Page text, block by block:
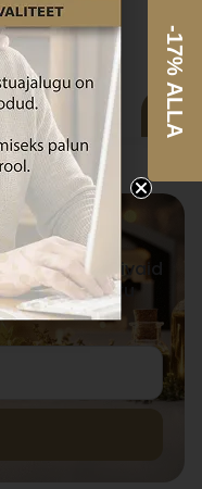
ja inspireerivaid
teadlikku
-17% ALLA